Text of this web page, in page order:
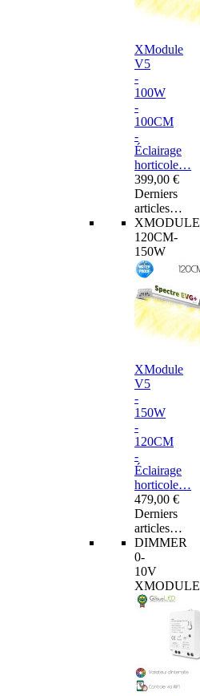
XModule
V5
-
100W
-
100CM
-
Éclairage
horticole…
399,00 €
Derniers
articles…
XMODULE
120CM-
150W
XModule
V5
-
150W
-
120CM
-
Éclairage
horticole…
479,00 €
Derniers
articles…
DIMMER
0-
10V
XMODULE